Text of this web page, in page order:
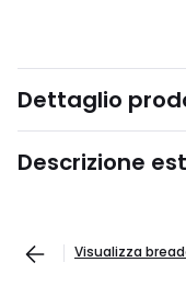
Dettaglio
Descrizione
Visualizza